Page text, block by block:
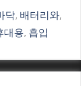
닥, 배터리와,
대용, 흡입